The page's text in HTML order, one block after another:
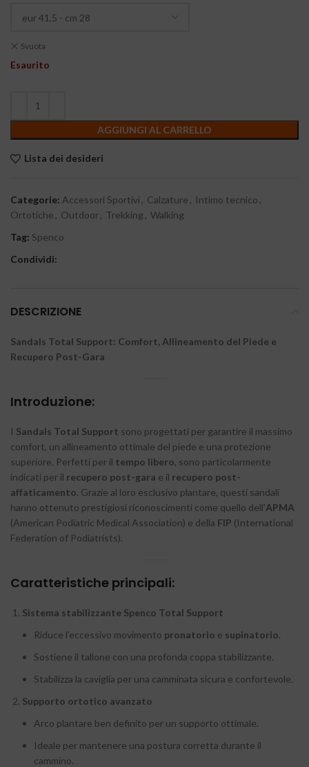
Svuota
Esaurito
AGGIUNGI AL CARRELLO
Lista dei desideri
Categorie: Accessori Sportivi , Calzature , Intimo tecnico ,
Ortotiche , Outdoor, Trekking , Walking
Tag: Spenco
Condividi:
DESCRIZIONE
Sandals Total Support: Comfort, Allineamento del Piede e
Recupero Post-Gara
Introduzione:
I Sandals Total Support sono progettati per garantire il massimo
comfort, un allineamento ottimale del piede e una protezione
superiore. Perfetti per il tempo libero, sono particolarmente
indicati per il recupero post-gara e il recupero post-
affaticamento. Grazie al loro esclusivo plantare, questi sandali
hanno ottenuto prestigiosi riconoscimenti come quello dell’APMA
(American Podiatric Medical Association) e della FIP (International
Federation of Podiatrists).
Caratteristiche principali:
Sistema stabilizzante Spenco Total Support
Riduce l’eccessivo movimento pronatorio e supinatorio.
Sostiene il tallone con una profonda coppa stabilizzante.
Stabilizza la caviglia per una camminata sicura e confortevole.
Supporto ortotico avanzato
Arco plantare ben definito per un supporto ottimale.
Ideale per mantenere una postura corretta durante il
cammino.